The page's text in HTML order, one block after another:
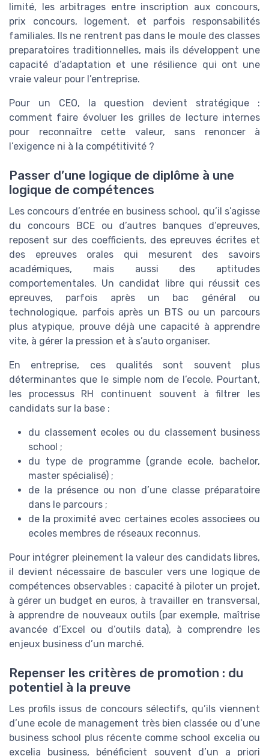
limité, les arbitrages entre inscription aux concours,
prix concours, logement, et parfois responsabilités
familiales. Ils ne rentrent pas dans le moule des classes
preparatoires traditionnelles, mais ils développent une
capacité d’adaptation et une résilience qui ont une
vraie valeur pour l’entreprise.
Pour un CEO, la question devient stratégique :
comment faire évoluer les grilles de lecture internes
pour reconnaître cette valeur, sans renoncer à
l’exigence ni à la compétitivité ?
Passer d’une logique de diplôme à une
logique de compétences
Les concours d’entrée en business school, qu’il s’agisse
du concours BCE ou d’autres banques d’epreuves,
reposent sur des coefficients, des epreuves écrites et
des epreuves orales qui mesurent des savoirs
académiques, mais aussi des aptitudes
comportementales. Un candidat libre qui réussit ces
epreuves, parfois après un bac général ou
technologique, parfois après un BTS ou un parcours
plus atypique, prouve déjà une capacité à apprendre
vite, à gérer la pression et à s’auto organiser.
En entreprise, ces qualités sont souvent plus
déterminantes que le simple nom de l’ecole. Pourtant,
les processus RH continuent souvent à filtrer les
candidats sur la base :
du classement ecoles ou du classement business
school ;
du type de programme (grande ecole, bachelor,
master spécialisé) ;
de la présence ou non d’une classe préparatoire
dans le parcours ;
de la proximité avec certaines ecoles associees ou
ecoles membres de réseaux reconnus.
Pour intégrer pleinement la valeur des candidats libres,
il devient nécessaire de basculer vers une logique de
compétences observables : capacité à piloter un projet,
à gérer un budget en euros, à travailler en transversal,
à apprendre de nouveaux outils (par exemple, maîtrise
avancée d’Excel ou d’outils data), à comprendre les
enjeux business d’un marché.
Repenser les critères de promotion : du
potentiel à la preuve
Les profils issus de concours sélectifs, qu’ils viennent
d’une ecole de management très bien classée ou d’une
business school plus récente comme school excelia ou
excelia business, bénéficient souvent d’un a priori